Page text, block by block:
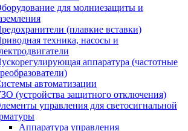
для молниезащиты и
(плавкие вставки)
техника, насосы и
аппаратура (частотные
автоматизации
(устройства защитного отключения)
управления для светосигнальной
Аппаратура управления